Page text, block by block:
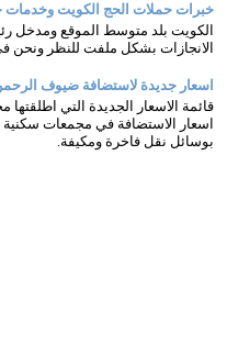
خبرات حملات الحج الكويت
الكويت بلد متوسط الموقع ومدخل
الانجازات بشكل ملفت للنظر ونحن
اسعار جديدة لاستضافة ضيوف
قائمة الاسعار الجديدة التي
اسعار الاستضافة في مجمعات سكنية
بوسائل نقل فاخرة ومكيفة.